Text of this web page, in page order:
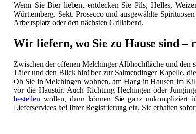
Wenn Sie Bier lieben, entdecken Sie Pils, Helles,
Württemberg, Sekt, Prosecco und ausgewählte
Arbeitsplatz oder den nächsten Grillabend.
Wir liefern, wo Sie zu Hause sind
Zwischen der offenen Melchinger Albhochfläche und den
Täler und den Blick hinüber zur Salmendinger Kapelle,
Ob Sie in Melchingen wohnen, am Hang in Hausen im
vor die Haustür. Auch Richtung Hechingen oder
bestellen wollen, dann können Sie ganz unkompliziert
Lieferservices bei Ihrer Registrierung ein. Sie erhalten